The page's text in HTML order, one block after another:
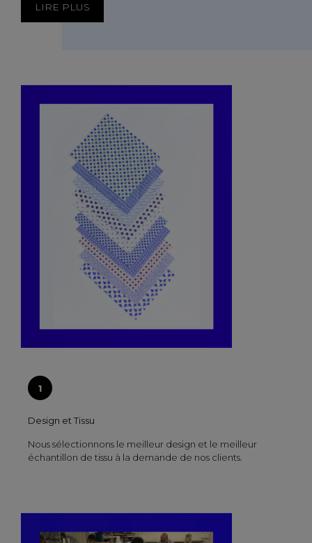
LIRE PLUS
Design et Tissu
Nous sélectionnons le meilleur design et le meilleur
échantillon de tissu à la demande de nos clients.